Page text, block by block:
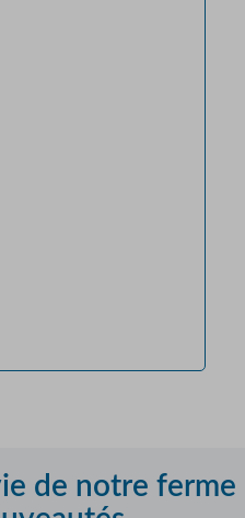
de notre ferme